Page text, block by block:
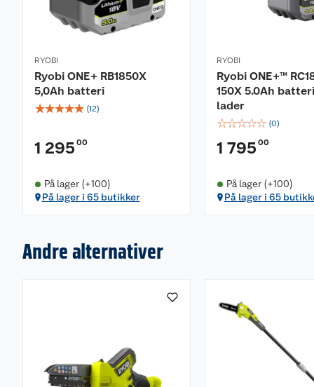
RYOBI
Ryobi ONE+ RB1850X
5,0Ah batteri
☆☆☆☆☆ (12)
1 295 00
På lager (+100)
På lager i 65 butikker
RYOBI
Ryobi ONE+™
150X 5.0Ah
lader
☆☆☆☆☆ (0)
1 795 00
På lager (+100)
På lager i 65
Andre alternativer